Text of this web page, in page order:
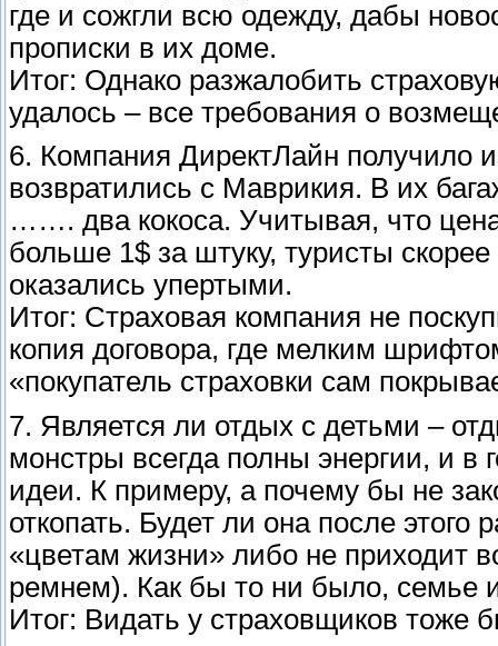
где и сожгли всю одежду, дабы
прописки в их доме.
Итог: Однако разжалобить
удалось – все требования о
6. Компания ДиректЛайн получило
возвратились с Маврикия. В их
……. два кокоса. Учитывая, что цена
больше 1$ за штуку, туристы
оказались упертыми.
Итог: Страховая компания не
копия договора, где мелким
«покупатель страховки сам
7. Является ли отдых с детьми –
монстры всегда полны энергии, и в
идеи. К примеру, а почему бы не
откопать. Будет ли она после
«цветам жизни» либо не приходит
ремнем). Как бы то ни было, семье
Итог: Видать у страховщиков тоже